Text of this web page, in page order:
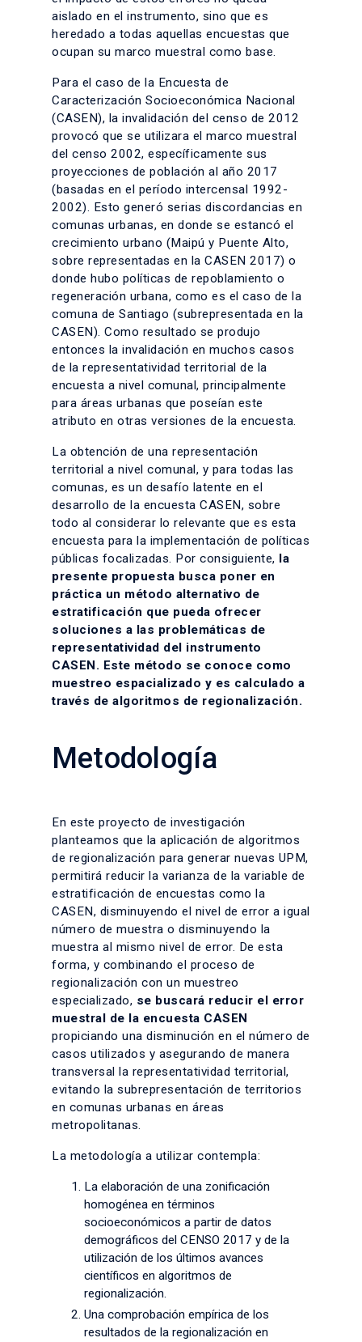
aislado en el instrumento, sino que es
heredado a todas aquellas encuestas que
ocupan su marco muestral como base.
Para el caso de la Encuesta de
Caracterización Socioeconómica Nacional
(CASEN), la invalidación del censo de 2012
provocó que se utilizara el marco muestral
del censo 2002, específicamente sus
proyecciones de población al año 2017
(basadas en el período intercensal 1992-
2002). Esto generó serias discordancias en
comunas urbanas, en donde se estancó el
crecimiento urbano (Maipú y Puente Alto,
sobre representadas en la CASEN 2017) o
donde hubo políticas de repoblamiento o
regeneración urbana, como es el caso de la
comuna de Santiago (subrepresentada en la
CASEN). Como resultado se produjo
entonces la invalidación en muchos casos
de la representatividad territorial de la
encuesta a nivel comunal, principalmente
para áreas urbanas que poseían este
atributo en otras versiones de la encuesta.
La obtención de una representación
territorial a nivel comunal, y para todas las
comunas, es un desafío latente en el
desarrollo de la encuesta CASEN, sobre
todo al considerar lo relevante que es esta
encuesta para la implementación de políticas
públicas focalizadas. Por consiguiente, la
presente propuesta busca poner en
práctica un método alternativo de
estratificación que pueda ofrecer
soluciones a las problemáticas de
representatividad del instrumento
CASEN. Este método se conoce como
muestreo espacializado y es calculado a
través de algoritmos de regionalización.
Metodología
En este proyecto de investigación
planteamos que la aplicación de algoritmos
de regionalización para generar nuevas UPM,
permitirá reducir la varianza de la variable de
estratificación de encuestas como la
CASEN, disminuyendo el nivel de error a igual
número de muestra o disminuyendo la
muestra al mismo nivel de error. De esta
forma, y combinando el proceso de
regionalización con un muestreo
especializado, se buscará reducir el error
muestral de la encuesta CASEN
propiciando una disminución en el número de
casos utilizados y asegurando de manera
transversal la representatividad territorial,
evitando la subrepresentación de territorios
en comunas urbanas en áreas
metropolitanas.
La metodología a utilizar contempla:
La elaboración de una zonificación
homogénea en términos
socioeconómicos a partir de datos
demográficos del CENSO 2017 y de la
utilización de los últimos avances
científicos en algoritmos de
regionalización.
Una comprobación empírica de los
resultados de la regionalización en